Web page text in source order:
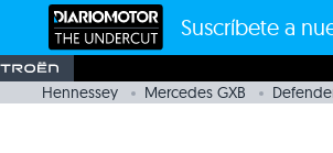
Suscríbete a
Hennessey Mercedes GXB